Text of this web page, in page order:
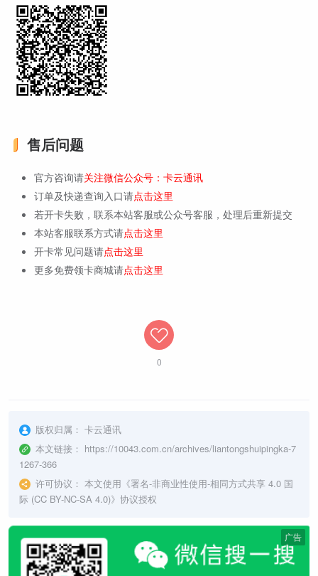
售后问题
官方咨询请关注微信公众号：卡云通讯
订单及快递查询入口请点击这里
若开卡失败，联系本站客服或公众号客服，处理后重新提交
本站客服联系方式请点击这里
开卡常见问题请点击这里
更多免费领卡商城请点击这里
0
版权归属： 卡云通讯
本文链接： https://10043.com.cn/archives/liantongshuipingka-7
1267-366
许可协议： 本文使用《署名-非商业性使用-相同方式共享 4.0 国
际 (CC BY-NC-SA 4.0)》协议授权
广告